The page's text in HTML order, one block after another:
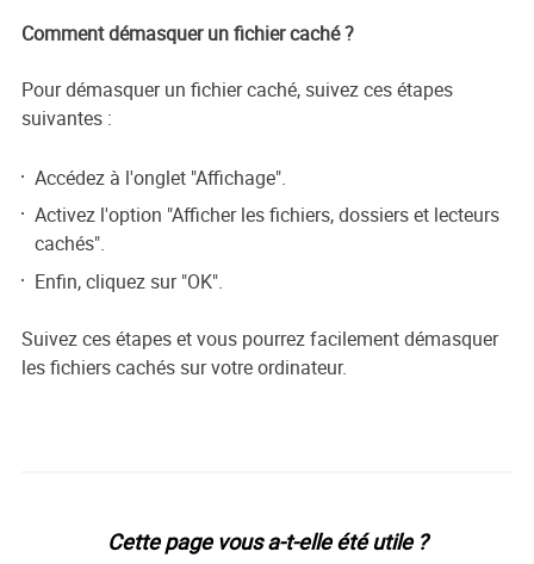
Comment démasquer un fichier caché ?
Pour démasquer un fichier caché, suivez ces étapes
suivantes :
Accédez à l'onglet "Affichage".
Activez l'option "Afficher les fichiers, dossiers et lecteurs
cachés".
Enfin, cliquez sur "OK".
Suivez ces étapes et vous pourrez facilement démasquer
les fichiers cachés sur votre ordinateur.
Cette page vous a-t-elle été utile ?